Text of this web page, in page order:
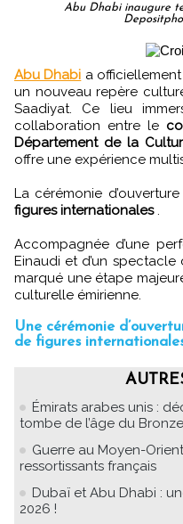
Abu Dhabi inaugure
Abu Dhabi a
un nouveau repère
Saadiyat. Ce lieu
collaboration entre le
Département de la
offre une expérience
La cérémonie
figures internationales.
Accompagnée d’une
Einaudi et d’un
marqué une étape
culturelle émirienne.
Une cérémonie
de figures
Émirats arabes unis :
tombe de l’âge du Bronze
Guerre au Moyen-
ressortissants français
Dubaï et Abu Dhabi :
2026 !